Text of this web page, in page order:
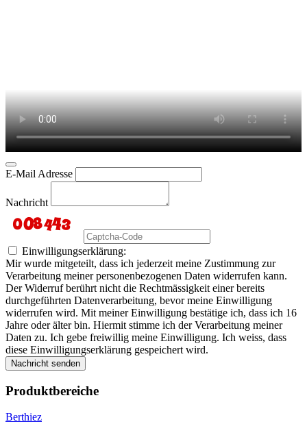
E-Mail Adresse
Nachricht
Einwilligungserklärung:
Mir wurde mitgeteilt, dass ich jederzeit meine Zustimmung zur
Verarbeitung meiner personenbezogenen Daten widerrufen kann.
Der Widerruf berührt nicht die Rechtmässigkeit einer bereits
durchgeführten Datenverarbeitung, bevor meine Einwilligung
widerrufen wird. Mit meiner Einwilligung bestätige ich, dass ich 16
Jahre oder älter bin. Hiermit stimme ich der Verarbeitung meiner
Daten zu. Ich gebe freiwillig meine Einwilligung. Ich weiss, dass
diese Einwilligungserklärung gespeichert wird.
Nachricht senden
Produktbereiche
Berthiez